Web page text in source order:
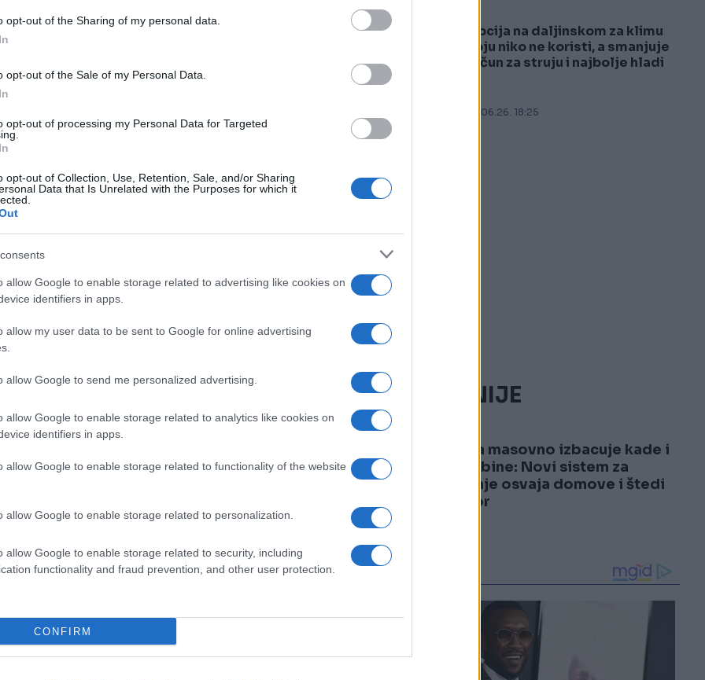
opt-out of the Sharing of my personal data.
opt-out of the Sale of my Personal Data.
opt-out of processing my Personal Data for Targeted
opt-out of Collection, Use, Retention, Sale, and/or Sharing
Data that Is Unrelated with the Purposes for which it
allow Google to enable storage related to advertising like cookies on
identifiers in apps.
allow my user data to be sent to Google for online advertising
allow Google to send me personalized advertising.
allow Google to enable storage related to analytics like cookies on
identifiers in apps.
allow Google to enable storage related to functionality of the website
allow Google to enable storage related to personalization.
allow Google to enable storage related to security, including
functionality and fraud prevention, and other user protection.
CONFIRM
bi boja bila postojanija, obojite u tri sloja. Kada
kuhati.
#paleta #tabla
Opcija na daljinskom za klimu
koju niko ne koristi, a smanjuje
račun za struju i najbolje hladi
27.06.26. 18:25
NAJČITANIJE
1
Evropa masovno izbacuje kade i
tuš-kabine: Novi sistem za
tuširanje osvaja domove i štedi
prostor